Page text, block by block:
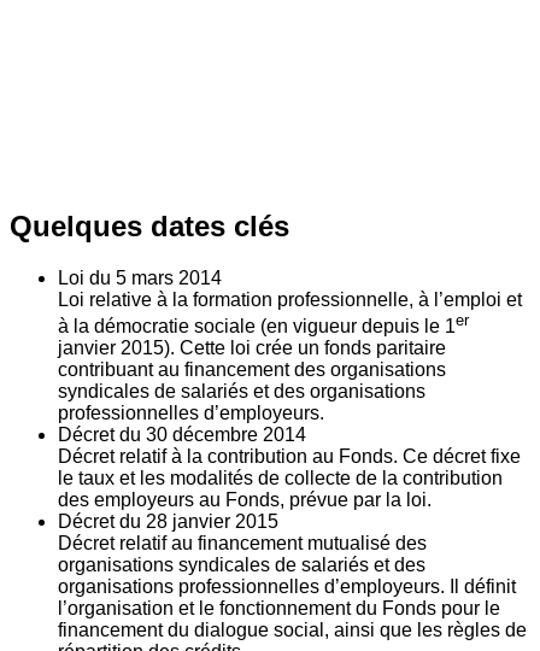
Quelques dates clés
Loi du 5 mars 2014
Loi relative à la formation professionnelle, à l’emploi et
à la démocratie sociale (en vigueur depuis le 1er
janvier 2015). Cette loi crée un fonds paritaire
contribuant au financement des organisations
syndicales de salariés et des organisations
professionnelles d’employeurs.
Décret du 30 décembre 2014
Décret relatif à la contribution au Fonds. Ce décret fixe
le taux et les modalités de collecte de la contribution
des employeurs au Fonds, prévue par la loi.
Décret du 28 janvier 2015
Décret relatif au financement mutualisé des
organisations syndicales de salariés et des
organisations professionnelles d’employeurs. Il définit
l’organisation et le fonctionnement du Fonds pour le
financement du dialogue social, ainsi que les règles de